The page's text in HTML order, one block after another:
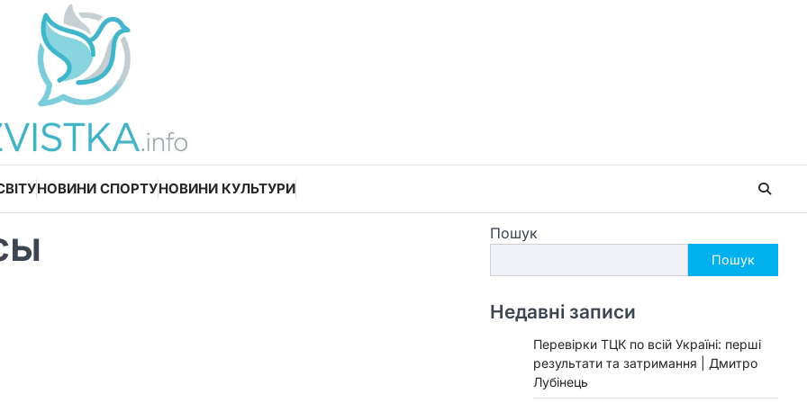
НОВИНИ СПОРТУНОВИНИ КУЛЬТУРИ
Пошук
Пошук
Недавні записи
Перевірки ТЦК по всій Україні: перші
результати та затримання | Дмитро
Лубінець